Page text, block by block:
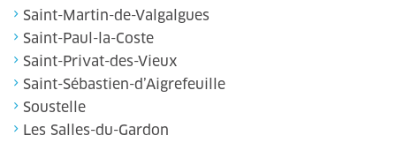
Saint-Martin-de-Valgalgues
Saint-Paul-la-Coste
Saint-Privat-des-Vieux
Saint-Sébastien-d’Aigrefeuille
Soustelle
Les Salles-du-Gardon